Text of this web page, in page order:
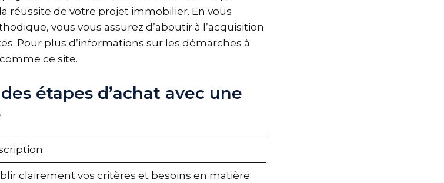
réussite de votre projet immobilier. En vous
vous vous assurez d’aboutir à l’acquisition
Pour plus d’informations sur les démarches à
ce site.
étapes d’achat avec une
clairement vos critères et besoins en matière